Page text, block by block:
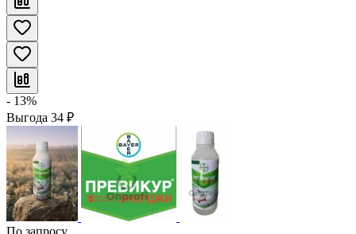
- 13%
Выгода 34 ₽
По запросу